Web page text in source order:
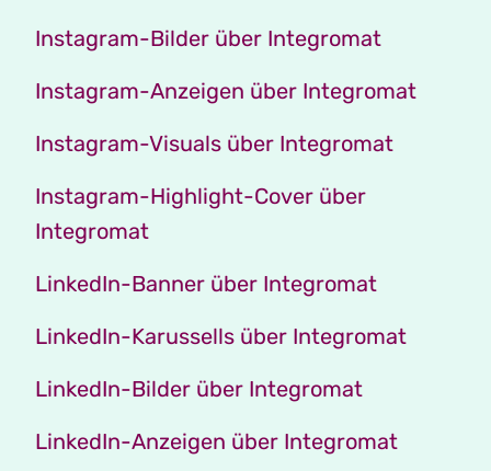
Instagram-Bilder über Integromat
Instagram-Anzeigen über Integromat
Instagram-Visuals über Integromat
Instagram-Highlight-Cover über
Integromat
LinkedIn-Banner über Integromat
LinkedIn-Karussells über Integromat
LinkedIn-Bilder über Integromat
LinkedIn-Anzeigen über Integromat